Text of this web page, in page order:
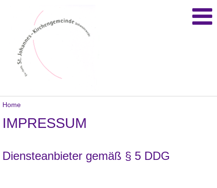
Home
IMPRESSUM
Diensteanbieter gemäß § 5 DDG